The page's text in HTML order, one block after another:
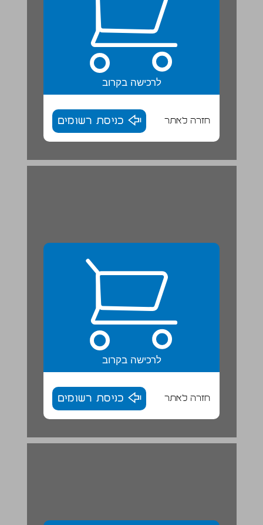
לרכישה בקרוב
חזרה לאתר כניסת רשומים
תכן הענינים ... 3
לרכישה בקרוב
חזרה לאתר כניסת רשומים
פרק 1 ... 4